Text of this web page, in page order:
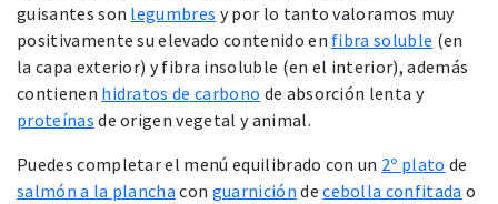
guisantes son legumbres y por lo tanto valoramos muy
positivamente su elevado contenido en fibra soluble (en
la capa exterior) y fibra insoluble (en el interior), además
contienen hidratos de carbono de absorción lenta y
proteínas de origen vegetal y animal.
Puedes completar el menú equilibrado con un 2º plato de
salmón a la plancha con guarnición decebolla confitada o